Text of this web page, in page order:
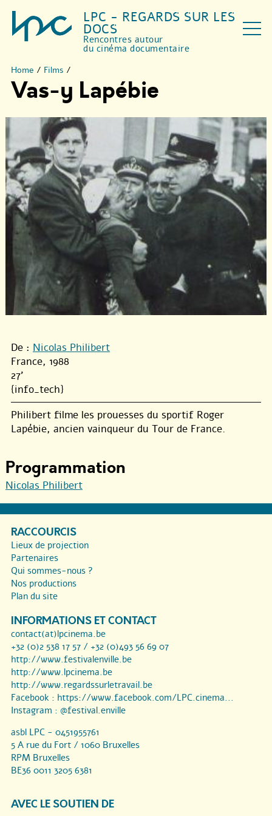
LPC - REGARDS SUR LES
DOCS
Rencontres autour
du cinéma documentaire
Home / Films /
Vas-y Lapébie
De : Nicolas Philibert
France, 1988
27'
{info_tech}
Philibert filme les prouesses du sportif Roger
Lapébie, ancien vainqueur du Tour de France.
Programmation
Nicolas Philibert
RACCOURCIS
Lieux de projection
Partenaires
Qui sommes-nous ?
Nos productions
Plan du site
INFORMATIONS ET CONTACT
contact(at)lpcinema.be
+32 (0)2 538 17 57 / +32 (0)493 56 69 07
http://www.festivalenville.be
http://www.lpcinema.be
http://www.regardssurletravail.be
Facebook : https://www.facebook.com/LPC.cinema...
Instagram : @festival.enville
asbl LPC - 0451955761
5 A rue du Fort / 1060 Bruxelles
RPM Bruxelles
BE36 0011 3205 6381
AVEC LE SOUTIEN DE